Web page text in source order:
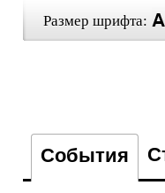
Размер шрифта:
События